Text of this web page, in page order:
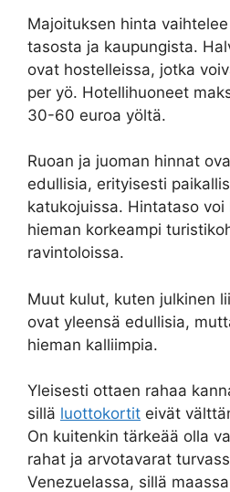
Majoituksen hinta
tasosta ja kaupungista.
ovat hostelleissa, jotka
per yö. Hotellihuoneet
30-60 euroa yöltä.
Ruoan ja juoman hinnat
edullisia, erityisesti
katukojuissa. Hintataso voi
hieman korkeampi
ravintoloissa.
Muut kulut, kuten julkinen
ovat yleensä edullisia,
hieman kalliimpia.
Yleisesti ottaen rahaa
sillä luottokortit eivät
On kuitenkin tärkeää olla
rahat ja arvotavarat
Venezuelassa, sillä